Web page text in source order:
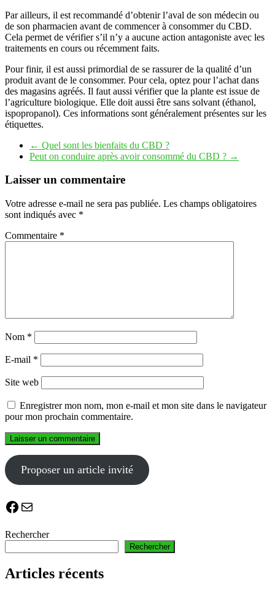
Par ailleurs, il est recommandé d’obtenir l’aval de son médecin ou
de son pharmacien avant de commencer à consommer du CBD.
Cela permet de vérifier s’il n’y a aucune action antagoniste avec les
traitements en cours ou récemment faits.
Pour finir, il est aussi primordial de se rassurer de la qualité d’un
produit avant de le consommer. Pour cela, optez pour l’achat dans
des magasins agréés. Il faut aussi vérifier que la plante est issue de
l’agriculture biologique. Elle doit aussi être sans solvant (éthanol,
ispopropanol). Ces informations sont généralement présentes sur les
étiquettes.
← Quel sont les bienfaits du CBD ?
Peut on conduire après avoir consommé du CBD ? →
Laisser un commentaire
Votre adresse e-mail ne sera pas publiée. Les champs obligatoires
sont indiqués avec *
Commentaire *
Nom *
E-mail *
Site web
Enregistrer mon nom, mon e-mail et mon site dans le navigateur
pour mon prochain commentaire.
Proposer un article invité
Facebook
E-mail
Rechercher
Rechercher
Articles récents